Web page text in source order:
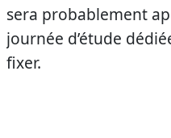
sera probablement
journée d’étude
fixer.